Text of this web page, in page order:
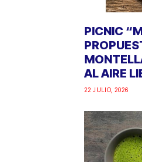
PICNIC
AL AIRE
22 JULIO, 2026